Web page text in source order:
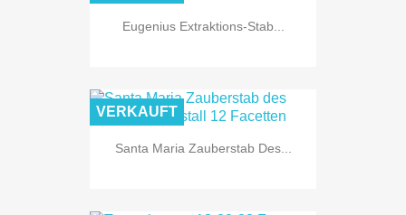
Eugenius Extraktions-Stab...
Santa Maria Zauberstab Des...
VERKAUFT